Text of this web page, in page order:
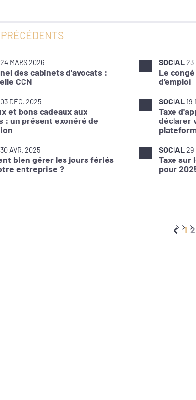
24 MARS 2026
des cabinets d'avocats :
CCN
SOCIAL 23
Le
d’emploi
03 DÉC. 2025
et bons cadeaux aux
: un présent exonéré de
SOCIAL 19
Taxe
déclarer
30 AVR. 2025
bien gérer les jours fériés
entreprise ?
SOCIAL 29
Taxe sur
pour
1 2